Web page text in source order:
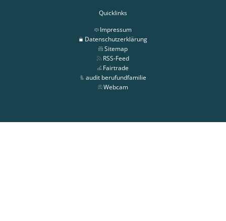
Quicklinks
Impressum
Datenschutzerklärung
Sitemap
RSS-Feed
Fairtrade
audit berufundfamilie
Webcam